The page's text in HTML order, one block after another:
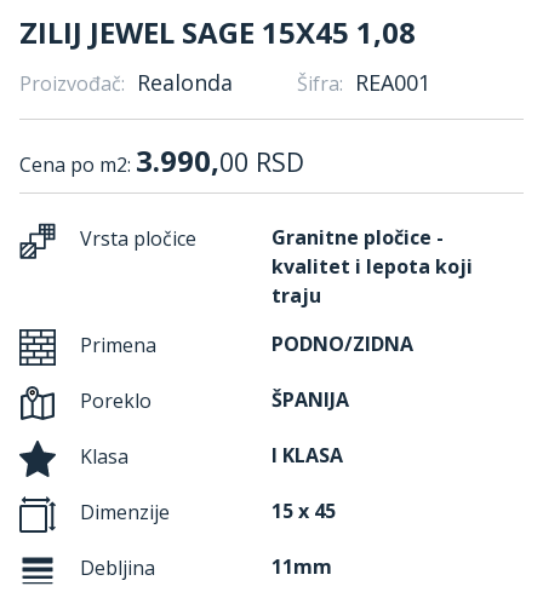
ZILIJ JEWEL SAGE 15X45 1,08
Proizvođač: Realonda Šifra: REA001
Cena po m2: 3.990,00 RSD
Vrsta pločice
Granitne pločice -
kvalitet i lepota koji
traju
Primena
PODNO/ZIDNA
Poreklo ŠPANIJA
Klasa I KLASA
Dimenzije 15 x 45
Debljina 11mm